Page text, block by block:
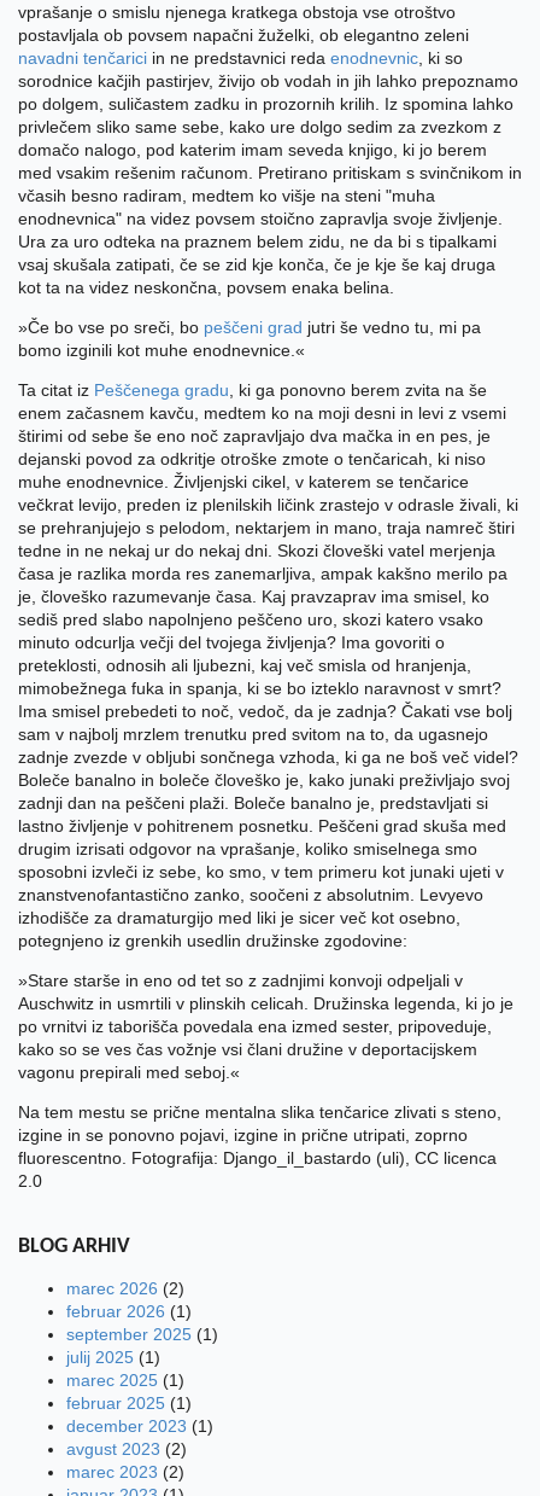
vprašanje o smislu njenega kratkega obstoja vse otroštvo
postavljala ob povsem napačni žuželki, ob elegantno zeleni
navadni tenčarici in ne predstavnici reda enodnevnic , ki so
sorodnice kačjih pastirjev, živijo ob vodah in jih lahko prepoznamo
po dolgem, suličastem zadku in prozornih krilih. Iz spomina lahko
privlečem sliko same sebe, kako ure dolgo sedim za zvezkom z
domačo nalogo, pod katerim imam seveda knjigo, ki jo berem
med vsakim rešenim računom. Pretirano pritiskam s svinčnikom in
včasih besno radiram, medtem ko višje na steni "muha
enodnevnica" na videz povsem stoično zapravlja svoje življenje.
Ura za uro odteka na praznem belem zidu, ne da bi s tipalkami
vsaj skušala zatipati, če se zid kje konča, če je kje še kaj druga
kot ta na videz neskončna, povsem enaka belina.
»Če bo vse po sreči, bo peščeni grad jutri še vedno tu, mi pa
bomo izginili kot muhe enodnevnice.«
Ta citat iz Peščenega gradu , ki ga ponovno berem zvita na še
enem začasnem kavču, medtem ko na moji desni in levi z vsemi
štirimi od sebe še eno noč zapravljajo dva mačka in en pes, je
dejanski povod za odkritje otroške zmote o tenčaricah, ki niso
muhe enodnevnice. Življenjski cikel, v katerem se tenčarice
večkrat levijo, preden iz plenilskih ličink zrastejo v odrasle živali, ki
se prehranjujejo s pelodom, nektarjem in mano, traja namreč štiri
tedne in ne nekaj ur do nekaj dni. Skozi človeški vatel merjenja
časa je razlika morda res zanemarljiva, ampak kakšno merilo pa
je, človeško razumevanje časa. Kaj pravzaprav ima smisel, ko
sediš pred slabo napolnjeno peščeno uro, skozi katero vsako
minuto odcurlja večji del tvojega življenja? Ima govoriti o
preteklosti, odnosih ali ljubezni, kaj več smisla od hranjenja,
mimobežnega fuka in spanja, ki se bo izteklo naravnost v smrt?
Ima smisel prebedeti to noč, vedoč, da je zadnja? Čakati vse bolj
sam v najbolj mrzlem trenutku pred svitom na to, da ugasnejo
zadnje zvezde v obljubi sončnega vzhoda, ki ga ne boš več videl?
Boleče banalno in boleče človeško je, kako junaki preživljajo svoj
zadnji dan na peščeni plaži. Boleče banalno je, predstavljati si
lastno življenje v pohitrenem posnetku. Peščeni grad skuša med
drugim izrisati odgovor na vprašanje, koliko smiselnega smo
sposobni izvleči iz sebe, ko smo, v tem primeru kot junaki ujeti v
znanstvenofantastično zanko, soočeni z absolutnim. Levyevo
izhodišče za dramaturgijo med liki je sicer več kot osebno,
potegnjeno iz grenkih usedlin družinske zgodovine:
»Stare starše in eno od tet so z zadnjimi konvoji odpeljali v
Auschwitz in usmrtili v plinskih celicah. Družinska legenda, ki jo je
po vrnitvi iz taborišča povedala ena izmed sester, pripoveduje,
kako so se ves čas vožnje vsi člani družine v deportacijskem
vagonu prepirali med seboj.«
Na tem mestu se prične mentalna slika tenčarice zlivati s steno,
izgine in se ponovno pojavi, izgine in prične utripati, zoprno
fluorescentno. Fotografija: Django_il_bastardo (uli), CC licenca
2.0
BLOG ARHIV
marec 2026 (2)
februar 2026 (1)
september 2025 (1)
julij 2025 (1)
marec 2025 (1)
februar 2025 (1)
december 2023 (1)
avgust 2023 (2)
marec 2023 (2)